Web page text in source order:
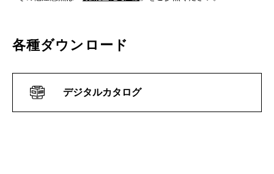
各種ダウンロード
デジタルカタログ